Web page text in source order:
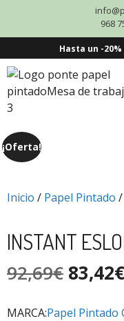
968
Hasta un -
¡Oferta!
Inicio / Papel Pintado /
INSTANT
92,69€ 83,42€
MARCA:Papel Pintado